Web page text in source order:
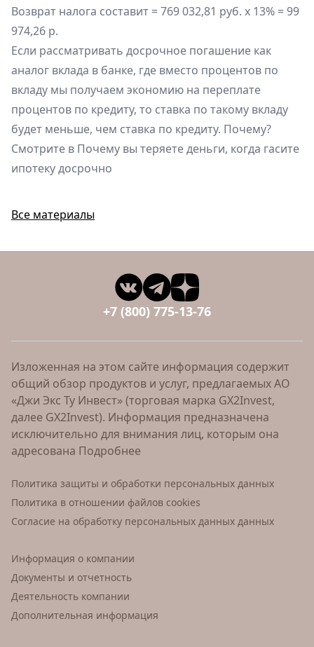
Возврат налога составит = 769 032,81 руб. х 13% = 99
974,26 р.
Если рассматривать досрочное погашение как
аналог вклада в банке, где вместо процентов по
вкладу мы получаем экономию на переплате
процентов по кредиту, то ставка по такому вкладу
будет меньше, чем ставка по кредиту. Почему?
Смотрите в Почему вы теряете деньги, когда гасите
ипотеку досрочно
Все материалы
+7 (800) 775-13-76
Изложенная на этом сайте информация содержит
общий обзор продуктов и услуг, предлагаемых АО
«Джи Экс Ту Инвест» (торговая марка GX2Invest,
далее GX2Invest). Информация предназначена
исключительно для внимания лиц, которым она
адресована Подробнее
Политика защиты и обработки персональных данных
Политика в отношении файлов cookies
Согласие на обработку персональных данных данных
Информация о компании
Документы и отчетность
Деятельность компании
Дополнительная информация